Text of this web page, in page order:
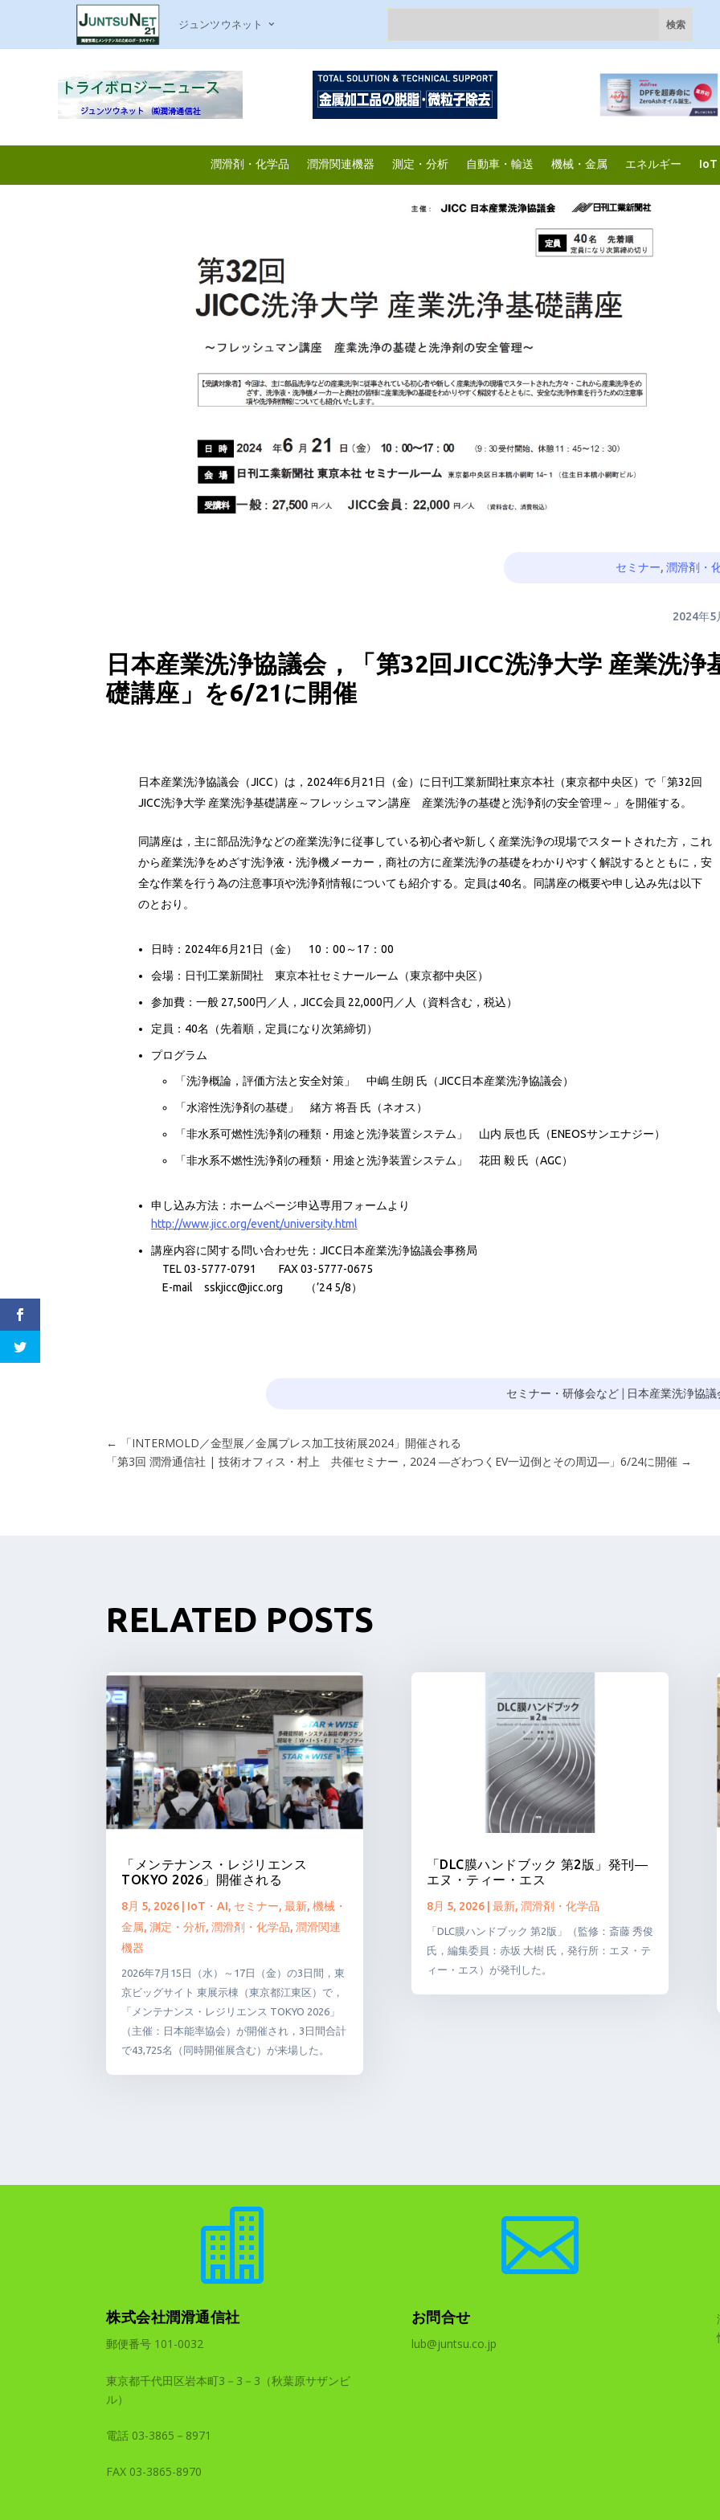
ジュンツウネット
潤滑剤・化学品 潤滑関連機器 測定・分析 自動車・輸送 機械・金属 エネルギー IoT
セミナー,潤滑剤・
2024年5
日本産業洗浄協議会，「第32回JICC洗浄大学 産業洗浄
礎講座」を6/21に開催
日本産業洗浄協議会（JICC）は，2024年6月21日（金）に日刊工業新聞社東京本社（東京都中央区）で「第32回
JICC洗浄大学 産業洗浄基礎講座～フレッシュマン講座 産業洗浄の基礎と洗浄剤の安全管理～」を開催する。
同講座は，主に部品洗浄などの産業洗浄に従事している初心者や新しく産業洗浄の現場でスタートされた方，これ
から産業洗浄をめざす洗浄液・洗浄機メーカー，商社の方に産業洗浄の基礎をわかりやすく解説するとともに，安
全な作業を行う為の注意事項や洗浄剤情報についても紹介する。定員は40名。同講座の概要や申し込み先は以下
のとおり。
日時：2024年6月21日（金） 10：00～17：00
会場：日刊工業新聞社 東京本社セミナールーム（東京都中央区）
参加費：一般 27,500円／人，JICC会員 22,000円／人（資料含む，税込）
定員：40名（先着順，定員になり次第締切）
プログラム
「洗浄概論，評価方法と安全対策」 中嶋 生朗 氏（JICC日本産業洗浄協議会）
「水溶性洗浄剤の基礎」 緒方 将吾 氏（ネオス）
「非水系可燃性洗浄剤の種類・用途と洗浄装置システム」 山内 辰也 氏（ENEOSサンエナジー）
「非水系不燃性洗浄剤の種類・用途と洗浄装置システム」 花田 毅 氏（AGC）
申し込み方法：ホームページ申込専用フォームより
http://www.jicc.org/event/university.html
講座内容に関する問い合わせ先：JICC日本産業洗浄協議会事務局
TEL 03-5777-0791 FAX 03-5777-0675
E-mail sskjicc@jicc.org （’24 5/8）
セミナー・研修会など 日本産業洗浄協議
←
「INTERMOLD／金型展／金属プレス加工技術展2024」開催される
「第3回 潤滑通信社 | 技術オフィス・村上 共催セミナー，2024 ―ざわつくEV一辺倒とその周辺―」6/24に開催 →
RELATED POSTS
「メンテナンス・レジリエンス
TOKYO 2026」開催される
8月 5, 2026 IoT・AI, セミナー, 最新, 機械・
金属, 測定・分析, 潤滑剤・化学品, 潤滑関連
機器
2026年7月15日（水）～17日（金）の3日間，東
京ビッグサイト 東展示棟（東京都江東区）で，
「メンテナンス・レジリエンス TOKYO 2026」
（主催：日本能率協会）が開催され，3日間合計
で43,725名（同時開催展含む）が来場した。
「DLC膜ハンドブック 第2版」発刊―
エヌ・ティー・エス
8月 5, 2026| 最新, 潤滑剤・化学品
「DLC膜ハンドブック 第2版」（監修：斎藤 秀俊
氏，編集委員：赤坂 大樹 氏，発行所：エヌ・テ
ィー・エス）が発刊した。

株式会社潤滑通信社
郵便番号 101-0032
東京都千代田区岩本町3－3－3（秋葉原サザンビ
ル）
電話 03-3865－8971
FAX 03-3865-8970

お問合せ
lub@juntsu.co.jp